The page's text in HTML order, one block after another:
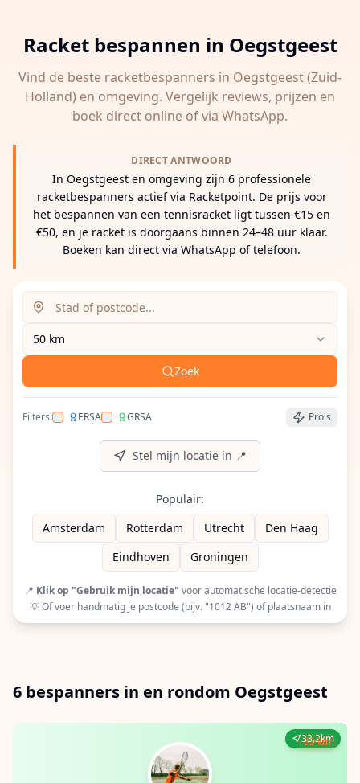
Racket bespannen in Oegstgeest
Vind de beste racketbespanners in Oegstgeest(Zuid-
Holland) en omgeving. Vergelijk reviews, prijzen en
boek direct online of via WhatsApp.
DIRECT ANTWOORD
In Oegstgeest en omgeving zijn 6 professionele
racketbespanners actief via Racketpoint. De prijs voor
het bespannen van een tennisracket ligt tussen €15 en
€50, en je racket is doorgaans binnen 24–48 uur klaar.
Boeken kan direct via WhatsApp of telefoon.
Zoeklocatie (stad of postcode)
Voer een stad, postcode of adres in om
50 km
Zoek
Filters: ERSA
Filter op ERSA (European Racquet Stringers
GRSA
Filter op GRSA (Global Racquet Pro's
Stel mijn locatie in 📍
Populair:
Amsterdam
Rotterdam Utrecht
Den Haag
Eindhoven
Groningen
📍 Klik op "Gebruik mijn locatie" voor automatische locatie-detectie
💡 Of voer handmatig je postcode (bijv. "1012 AB") of plaatsnaam in
6 bespanners in en rondom Oegstgeest
33.2km
33 km